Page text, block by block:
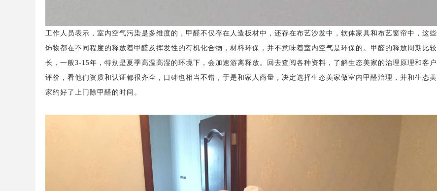
工作人员表示， 室内空气污染是多维度的，甲醛不仅存在人造板材中，还存在布艺沙发中，软体家具和布艺窗帘中，这些
饰物都在不同程度的释放着甲醛及挥发性的有机化合物，材料环保，并不意味着室内空气是环保的。甲醛的释放周期比较
长，一般3-15年，特别是夏季高温高湿的环境下，会加速游离释放。回去查阅各种资料，了解生态美家的治理原理和客户
评价，看他们资质和认证都很齐全，口碑也相当不错，于是和家人商量，决定选择生态美家做室内 甲醛治理，并和生态美
家约好了 上门除甲醛的时间。